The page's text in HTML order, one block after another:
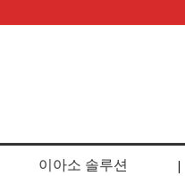
이아소 솔루션